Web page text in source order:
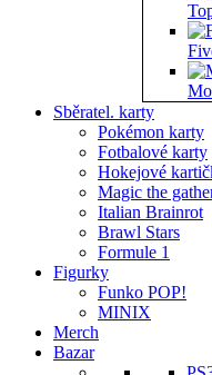
Sběratel. karty
Pokémon karty
Fotbalové karty
Hokejové
Magic the
Italian Brainrot
Brawl Stars
Formule 1
Figurky
Funko POP!
MINIX
Merch
Bazar